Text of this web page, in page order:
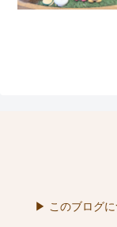
▶ このブログに